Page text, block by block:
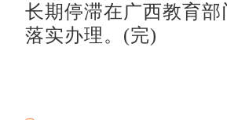
长期停滞在广西教育
落实办理。(完)